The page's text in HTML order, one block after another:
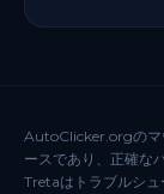
AutoClicker.orgのマ
ースであり、正確な
Tretaはトラブルシュ